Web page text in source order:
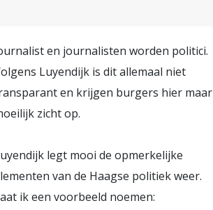
en journalisten worden politici.
Luyendijk is dit allemaal niet
en krijgen burgers hier maar
zicht op.
legt mooi de opmerkelijke
van de Haagse politiek weer.
ik een voorbeeld noemen: